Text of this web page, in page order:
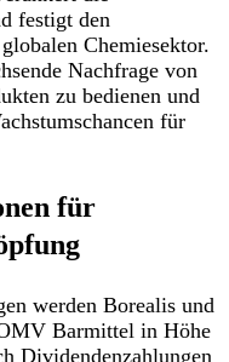
festigt den
Chemiesektor.
Nachfrage von
zu bedienen und
für
für
werden Borealis und
Barmittel in Höhe
Dividendenzahlungen